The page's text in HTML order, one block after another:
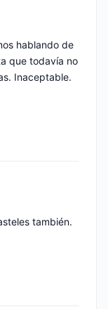
hablando de
que todavía no
Inaceptable.
también.